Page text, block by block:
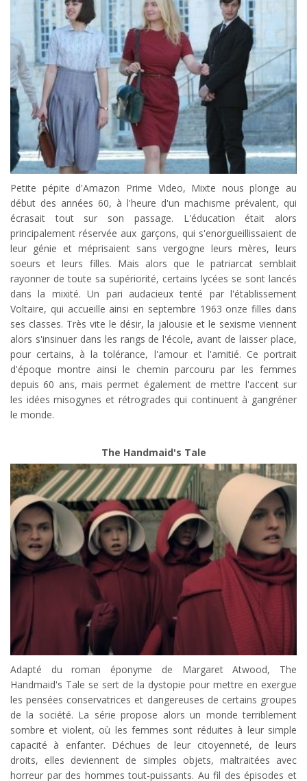
Petite pépite d'Amazon Prime Video, Mixte nous plonge au
début des années 60, à l'heure d'un machisme prévalent, qui
écrasait tout sur son passage. L'éducation était alors
principalement réservée aux garçons, qui s'enorgueillissaient de
leur génie et méprisaient sans vergogne leurs mères, leurs
soeurs et leurs filles. Mais alors que le patriarcat semblait
rayonner de toute sa supériorité, certains lycées se sont lancés
dans la mixité. Un pari audacieux tenté par l'établissement
Voltaire, qui accueille ainsi en septembre 1963 onze filles dans
ses classes. Très vite le désir, la jalousie et le sexisme viennent
alors s'insinuer dans les rangs de l'école, avant de laisser place,
pour certains, à la tolérance, l'amour et l'amitié. Ce portrait
d'époque montre ainsi le chemin parcouru par les femmes
depuis 60 ans, mais permet également de mettre l'accent sur
les idées misogynes et rétrogrades qui continuent à gangréner
le monde.
The Handmaid's Tale
Adapté du roman éponyme de Margaret Atwood, The
Handmaid's Tale se sert de la dystopie pour mettre en exergue
les pensées conservatrices et dangereuses de certains groupes
de la société. La série propose alors un monde terriblement
sombre et violent, où les femmes sont réduites à leur simple
capacité à enfanter. Déchues de leur citoyenneté, de leurs
droits, elles deviennent de simples objets, maltraitées avec
horreur par des hommes tout-puissants. Au fil des épisodes et